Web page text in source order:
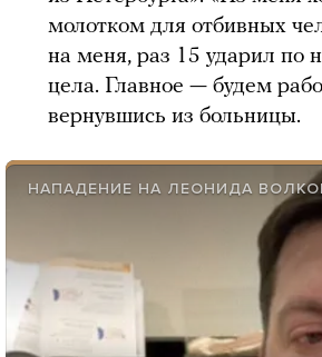
молотком для отбивных
на меня, раз 15 ударил по
цела. Главное — будем
вернувшись из больницы.
НАПАДЕНИЕ НА ЛЕОНИДА